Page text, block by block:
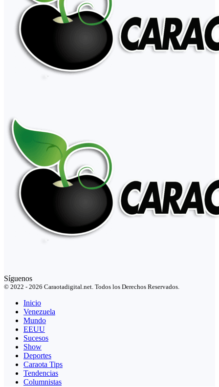
Síguenos
© 2022 - 2026 Caraotadigital.net. Todos los Derechos Reservados.
Inicio
Venezuela
Mundo
EEUU
Sucesos
Show
Deportes
Caraota Tips
Tendencias
Columnistas